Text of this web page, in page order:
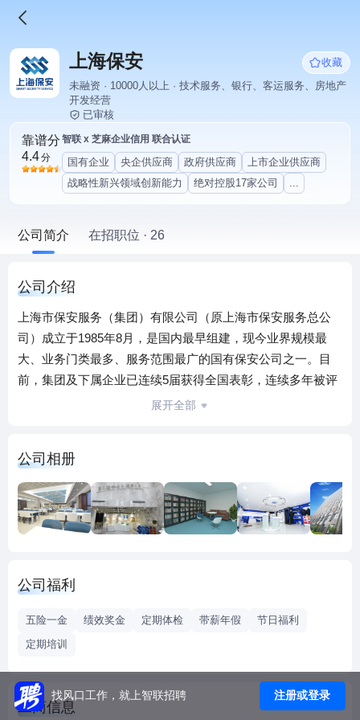
上海保安
收藏
未融资 · 10000人以上 · 技术服务、银行、客运服务、房地产
开发经营
已审核
靠谱分
4.4分
智联 x 芝麻企业信用 联合认证
国有企业 央企供应商 政府供应商
上市企业供应商
战略性新兴领域创新能力
绝对控股17家公司 ...
公司简介 在招职位 · 26
公司介绍
上海市保安服务（集团）有限公司（原上海市保安服务总公
司）成立于1985年8月，是国内最早组建，现今业界规模最
大、业务门类最多、服务范围最广的国有保安公司之一。目
前，集团及下属企业已连续5届获得全国表彰，连续多年被评
为“守合同重信用企业”，并先后荣获“全国五一劳动奖状”“上海
会责任，充分依托多样化、多领域的专业队伍优势，为社会
群众提供一体化、定制化的优质安全服务，同时，发挥队伍
规模大、接触面宽、信息渠道广、专业性强等群防群治优
势，全力协助社会治安综合治理，服务城市安全。集团依托
防服务体系，“智慧云防”涵盖大数据应用、网络安全、互联网
盖武装押运、人力保安、消防保安等传统业务。
展开全部
公司相册
公司福利
五险一金 绩效奖金 定期体检 带薪年假
节日福利
定期培训
工商信息
找风口工作，就上智联招聘 注册或登录